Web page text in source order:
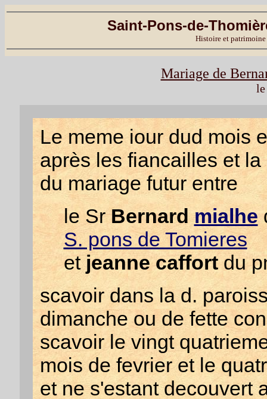
Saint-Pons-de-
Histoire et
Mariage de
le
Le meme iour dud mois
après les fiancailles et
du mariage futur entre
le SrBernardmialhe
S. pons de Tomieres
etjeanne caffortdu
scavoir dans la d.
dimanche ou de fette
scavoir le vingt
mois de fevrier et le
et ne s'estant decouvert